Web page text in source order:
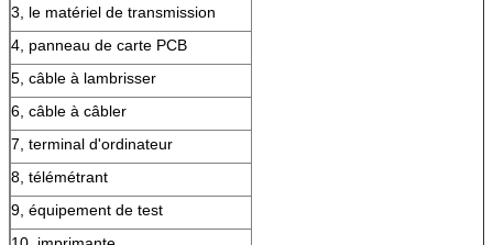
3, le matériel de transmission
4, panneau de carte PCB
5, câble à lambrisser
6, câble à câbler
7, terminal d'ordinateur
8, télémétrant
9, équipement de test